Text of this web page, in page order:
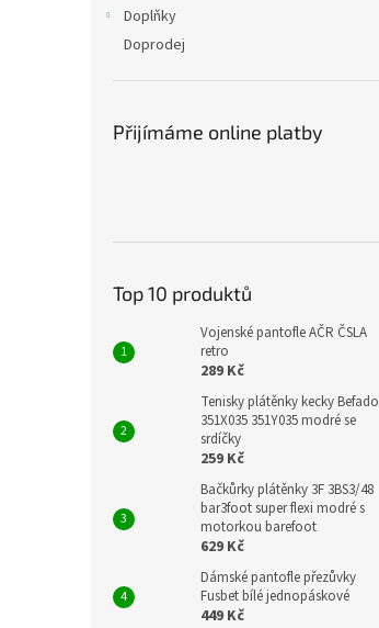
Doplňky
Doprodej
Přijímáme online platby
Top 10 produktů
Vojenské pantofle AČR ČSLA
retro
289 Kč
Tenisky plátěnky kecky Befado
351X035 351Y035 modré se
srdíčky
259 Kč
Bačkůrky plátěnky 3F 3BS3/48
bar3foot super flexi modré s
motorkou barefoot
629 Kč
Dámské pantofle přezůvky
Fusbet bílé jednopáskové
449 Kč